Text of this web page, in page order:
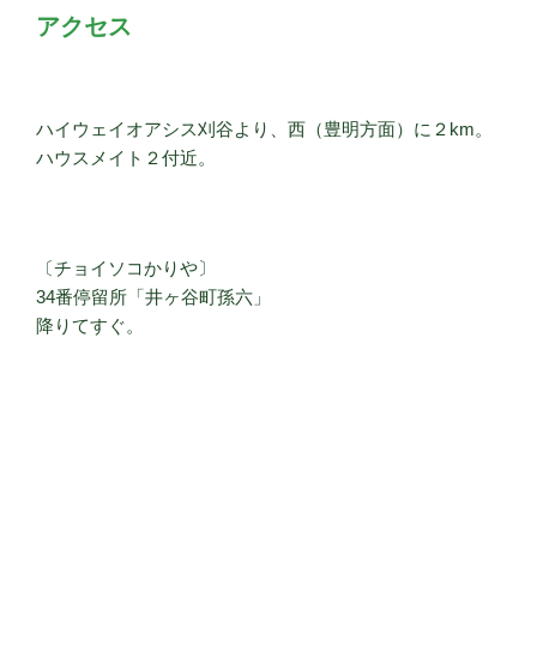
アクセス
ハイウェイオアシス刈谷より、西（豊明方面）に２km。
ハウスメイト２付近。
〔チョイソコかりや〕
34番停留所「井ヶ谷町孫六」
降りてすぐ。